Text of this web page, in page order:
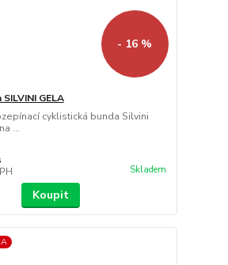
- 16 %
GELA
cyklistická bunda Silvini
...
Skladem
Koupit